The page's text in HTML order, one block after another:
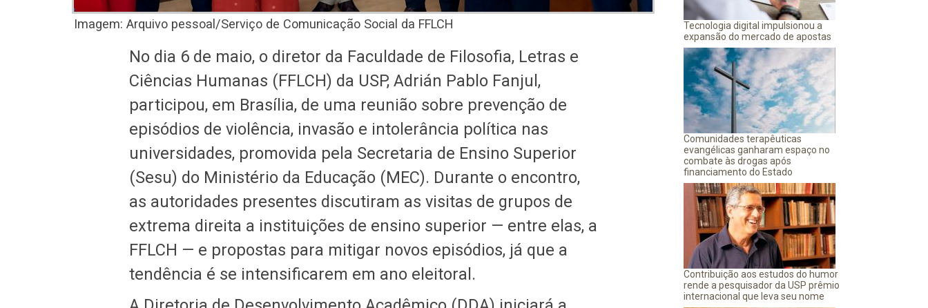
Imagem: Arquivo pessoal/Serviço de Comunicação Social da FFLCH
No dia 6 de maio, o diretor da Faculdade de Filosofia, Letras e
Ciências Humanas (FFLCH) da USP, Adrián Pablo Fanjul,
participou, em Brasília, de uma reunião sobre prevenção de
episódios de violência, invasão e intolerância política nas
universidades, promovida pela Secretaria de Ensino Superior
(Sesu) do Ministério da Educação (MEC). Durante o encontro,
as autoridades presentes discutiram as visitas de grupos de
extrema direita a instituições de ensino superior — entre elas, a
FFLCH — e propostas para mitigar novos episódios, já que a
tendência é se intensificarem em ano eleitoral.
Tecnologia digital impulsionou a
expansão do mercado de apostas
Comunidades terapêuticas
evangélicas ganharam espaço no
combate às drogas após
financiamento do Estado
Contribuição aos estudos do humor
rende a pesquisador da USP prêmio
internacional que leva seu nome